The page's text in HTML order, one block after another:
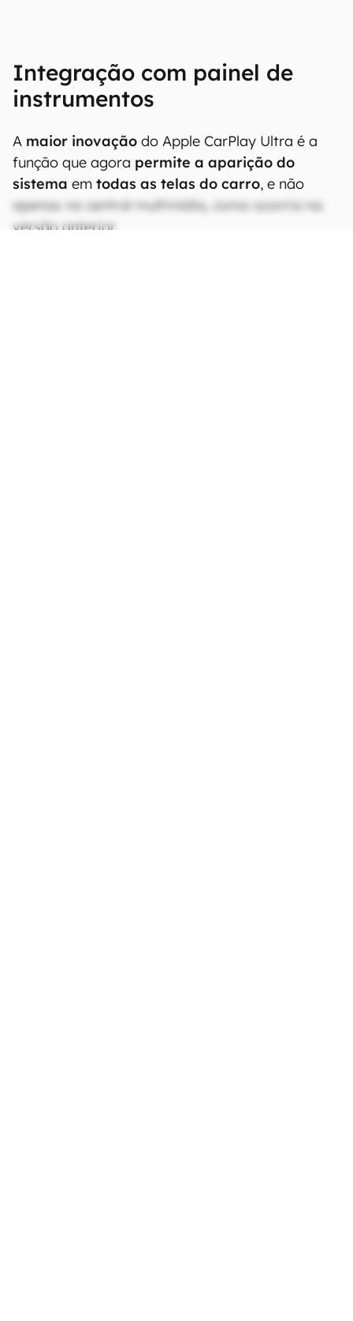
Integração com painel de
instrumentos
A maior inovação do Apple CarPlay Ultra é a
função que agora permite a aparição do
sistema em todas as telas do carro, e não
apenas na central multimídia, como ocorria na
versão anterior.